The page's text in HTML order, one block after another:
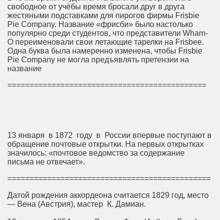
свободное от учёбы время бросали друг в друга
жестяными подставками для пирогов фирмы Frisbie
Pie Company. Название «фрисби» было настолько
популярно среди студентов, что представители Wham-
O переименовали свои летающие тарелки на Frisbee.
Одна буква была намеренно изменена, чтобы Frisbie
Pie Company не могла предъявлять претензии на
название
=============================================
13 января в 1872 году в России впервые поступают в
обращение почтовые открытки. На первых открытках
значилось: «почтовое ведомство за содержание
письма не отвечает».
==============================================
Датой рождения аккордеона считается 1829 год, место
— Вена (Австрия), мастер К. Дамиан.